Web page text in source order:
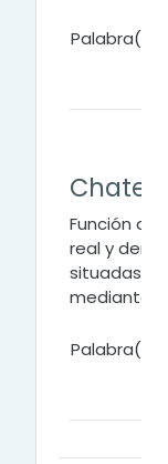
Palabra(s)
Chatear
Función
real y
situadas
mediante
Palabra(s)